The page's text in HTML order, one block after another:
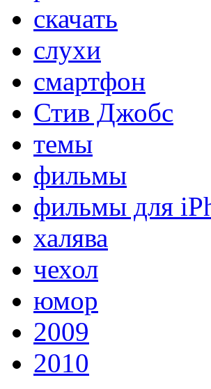
скачать
слухи
смартфон
Стив Джобс
темы
фильмы
фильмы для
халява
чехол
юмор
2009
2010